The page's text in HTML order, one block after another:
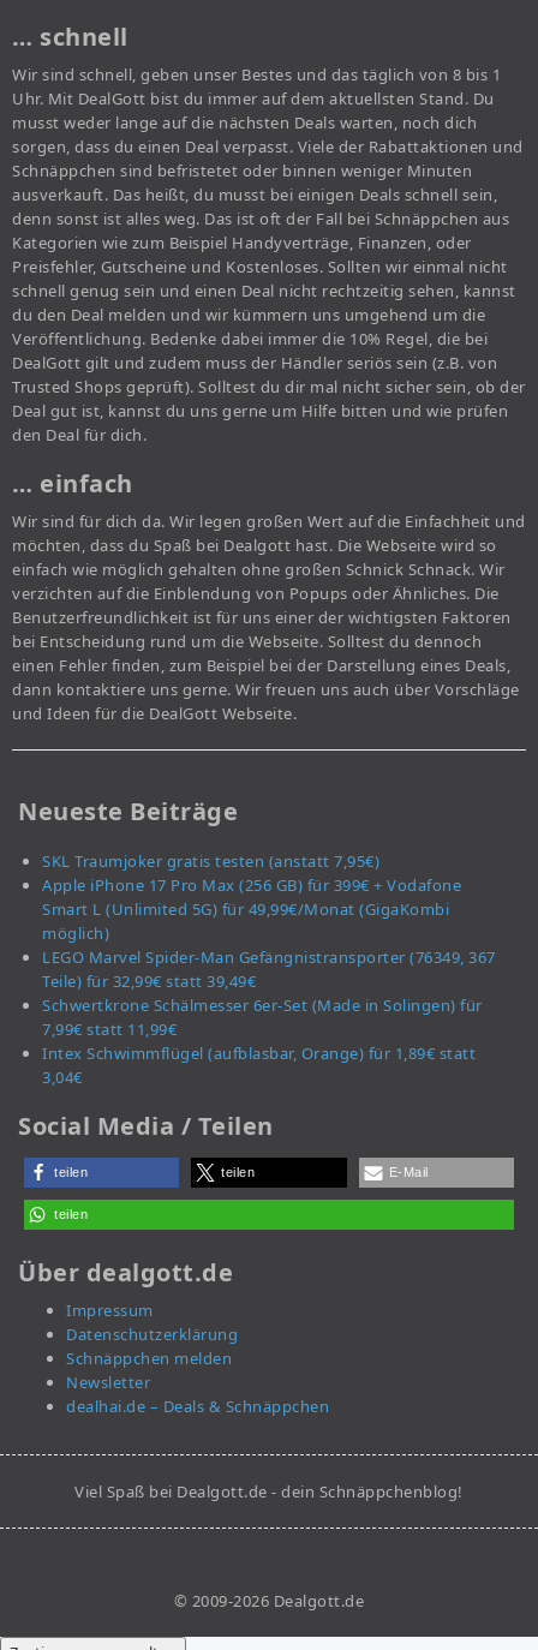
… schnell
Wir sind schnell, geben unser Bestes und das täglich von 8 bis 1
Uhr. Mit DealGott bist du immer auf dem aktuellsten Stand. Du
musst weder lange auf die nächsten Deals warten, noch dich
sorgen, dass du einen Deal verpasst. Viele der Rabattaktionen und
Schnäppchen sind befristetet oder binnen weniger Minuten
ausverkauft. Das heißt, du musst bei einigen Deals schnell sein,
denn sonst ist alles weg. Das ist oft der Fall bei Schnäppchen aus
Kategorien wie zum Beispiel Handyverträge, Finanzen, oder
Preisfehler, Gutscheine und Kostenloses. Sollten wir einmal nicht
schnell genug sein und einen Deal nicht rechtzeitig sehen, kannst
du den Deal melden und wir kümmern uns umgehend um die
Veröffentlichung. Bedenke dabei immer die 10% Regel, die bei
DealGott gilt und zudem muss der Händler seriös sein (z.B. von
Trusted Shops geprüft). Solltest du dir mal nicht sicher sein, ob der
Deal gut ist, kannst du uns gerne um Hilfe bitten und wie prüfen
den Deal für dich.
… einfach
Wir sind für dich da. Wir legen großen Wert auf die Einfachheit und
möchten, dass du Spaß bei Dealgott hast. Die Webseite wird so
einfach wie möglich gehalten ohne großen Schnick Schnack. Wir
verzichten auf die Einblendung von Popups oder Ähnliches. Die
Benutzerfreundlichkeit ist für uns einer der wichtigsten Faktoren
bei Entscheidung rund um die Webseite. Solltest du dennoch
einen Fehler finden, zum Beispiel bei der Darstellung eines Deals,
dann kontaktiere uns gerne. Wir freuen uns auch über Vorschläge
und Ideen für die DealGott Webseite.
Neueste Beiträge
SKL Traumjoker gratis testen (anstatt 7,95€)
Apple iPhone 17 Pro Max (256 GB) für 399€ + Vodafone
Smart L (Unlimited 5G) für 49,99€/Monat (GigaKombi
möglich)
LEGO Marvel Spider-Man Gefängnistransporter (76349, 367
Teile) für 32,99€ statt 39,49€
Schwertkrone Schälmesser 6er-Set (Made in Solingen) für
7,99€ statt 11,99€
Intex Schwimmflügel (aufblasbar, Orange) für 1,89€ statt
3,04€
Social Media / Teilen
teilen teilen E-Mail
teilen
Über dealgott.de
Impressum
Datenschutzerklärung
Schnäppchen melden
Newsletter
dealhai.de – Deals & Schnäppchen
Viel Spaß bei Dealgott.de - dein Schnäppchenblog!
© 2009-2026 Dealgott.de